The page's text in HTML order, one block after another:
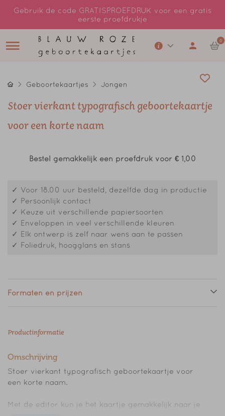
Gebruik de code GRATISPROEFDRUK voor een gratis
eerste proefdrukje
0
Geboortekaartjes Jongen
Stoer vierkant typografisch geboortekaartje
voor een korte naam
Bestel gemakkelijk een proefdruk voor € 1,00
✓ Voor 18.00 uur besteld, dezelfde dag in productie
✓ Persoonlijk contact
✓ Keuze uit verschillende papiersoorten
✓ Enveloppen in veel verschillende kleuren
✓ Elk ontwerp is zelf naar wens aan te passen
✓ Foliedruk, hoogglans en stans
Formaten en prijzen
Productinformatie
Omschrijving
Stoer vierkant typografisch geboortekaartje voor
een korte naam.
Met de editor kun je het kaartje gemakkelijk naar je